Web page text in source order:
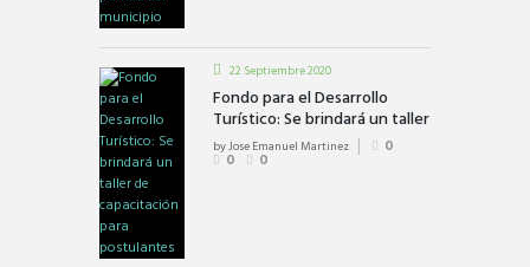
22 Septiembre 2020
Fondo para el Desarrollo
Turístico: Se brindará un taller
de capacitación para
postulantes
byJose Emanuel Martinez
0
0
0